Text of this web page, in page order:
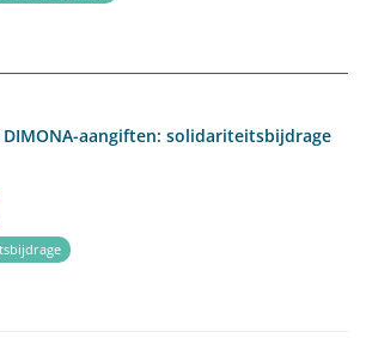
aangiften: solidariteitsbijdrage